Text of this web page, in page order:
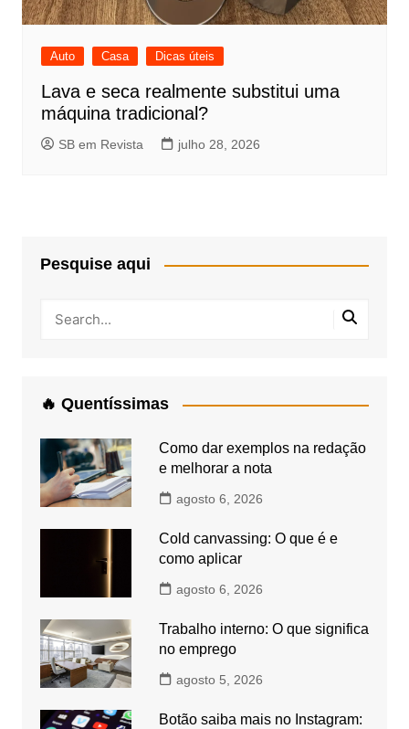
Auto Casa Dicas úteis
Lava e seca realmente substitui uma
máquina tradicional?
SB em Revista julho 28, 2026
Pesquise aqui
🔥 Quentíssimas
Como dar exemplos na redação
e melhorar a nota
agosto 6, 2026
Cold canvassing: O que é e
como aplicar
agosto 6, 2026
Trabalho interno: O que significa
no emprego
agosto 5, 2026
Botão saiba mais no Instagram: